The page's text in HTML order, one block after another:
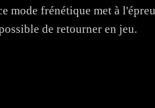
mode frénétique met à
de retourner en jeu.